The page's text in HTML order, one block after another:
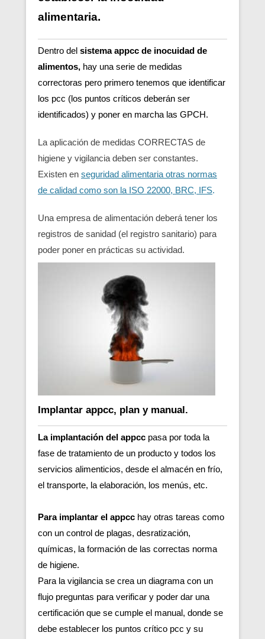
alimentaria.
Dentro del sistema appcc de inocuidad de
alimentos, hay una serie de medidas
correctoras pero primero tenemos que identificar
los pcc (los puntos críticos deberán ser
identificados) y poner en marcha las GPCH.
La aplicación de medidas CORRECTAS de
higiene y vigilancia deben ser constantes.
Existen en seguridad alimentaria otras normas
de calidad como son la ISO 22000, BRC, IFS.
Una empresa de alimentación deberá tener los
registros de sanidad (el registro sanitario) para
poder poner en prácticas su actividad.
Implantar appcc, plan y manual.
La implantación del appcc pasa por toda la
fase de tratamiento de un producto y todos los
servicios alimenticios, desde el almacén en frío,
el transporte, la elaboración, los menús, etc.
Para implantar el appcc hay otras tareas como
con un control de plagas, desratización,
químicas, la formación de las correctas norma
de higiene.
Para la vigilancia se crea un diagrama con un
flujo preguntas para verificar y poder dar una
certificación que se cumple el manual, donde se
debe establecer los puntos crítico pcc y su